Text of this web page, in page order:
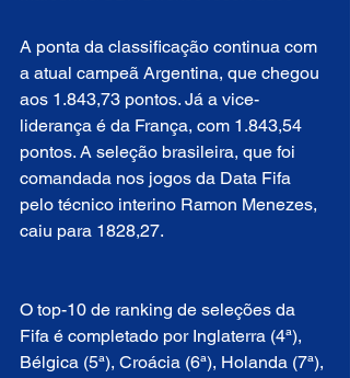
A ponta da classificação continua com
a atual campeã Argentina, que chegou
aos 1.843,73 pontos. Já a vice-
liderança é da França, com 1.843,54
pontos. A seleção brasileira, que foi
comandada nos jogos da Data Fifa
pelo técnico interino Ramon Menezes,
caiu para 1828,27.
O top-10 de ranking de seleções da
Fifa é completado por Inglaterra (4ª),
Bélgica (5ª), Croácia (6ª), Holanda (7ª),